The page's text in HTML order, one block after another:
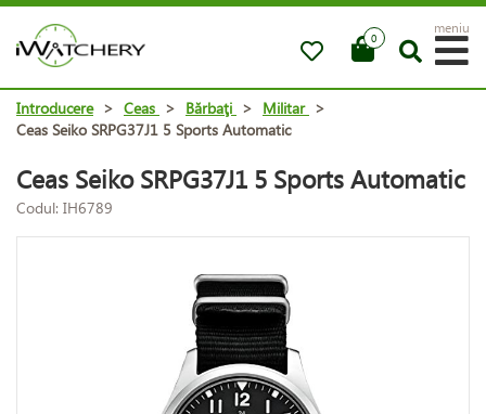
0
meniu
Introducere > Ceas > Bărbaţi > Militar >
Ceas Seiko SRPG37J1 5 Sports Automatic
Ceas Seiko SRPG37J1 5 Sports Automatic
Codul: IH6789